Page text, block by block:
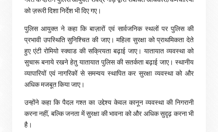
को ज़रूरी दिशा निर्देश भी दिए गए।
पुलिस आयुक्त ने कहा कि बाज़ारों एवं सार्वजनिक स्थलों पर पुलिस की
प्रभावी उपस्थिति सुनिश्चित की जाए। महिला सुरक्षा को प्राथमिकता देते
हुए एंटी रोमियो स्क्वाड की सक्रियता बढ़ाई जाए। यातायात व्यवस्था को
सुचारू बनाये रखने हेतु यातायात पुलिस की सतर्कता बढ़ाई जाए। स्थानीय
व्यापारियों एवं नागरिकों से समन्वय स्थापित कर सुरक्षा व्यवस्था को और
अधिक मजबूत किया जाए।
उन्होंने कहा कि पैदल गश्त का उद्देश्य केवल कानून व्यवस्था की निगरानी
करना नहीं, बल्कि जनता में सुरक्षा की भावना को और अधिक सुदृढ़ करना भी
है।